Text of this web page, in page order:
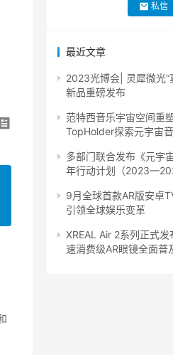
私信
最近文章
2023光博会| 灵犀微光“
新品重磅发布
范特西音乐宇宙空间重
TopHolder探索元宇宙
多部门联合发布《元宇
年行动计划（
9月全球首款AR版安卓
引领全球娱乐变革
XREAL Air 2系列正式
速消费级AR眼镜全面普